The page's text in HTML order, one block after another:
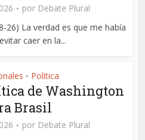
por Debate Plural
26) La verdad es que me había
caer en la...
• Politica
de Washington
Brasil
por Debate Plural